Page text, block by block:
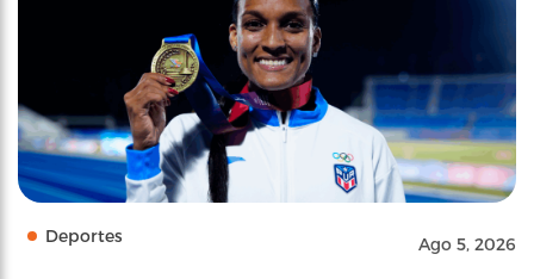
Deportes Ago 5, 2026